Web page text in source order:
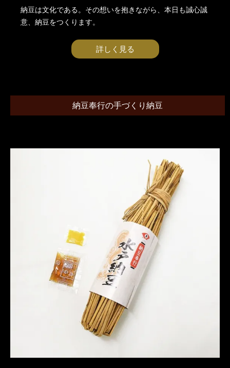
納豆は文化である。その想いを抱きながら、本日も誠心誠
意、納豆をつくります。
詳しく見る
納豆奉行の手づくり納豆